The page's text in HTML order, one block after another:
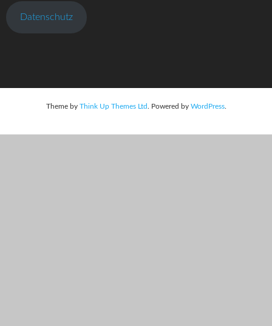
Datenschutz
Theme by Think Up Themes Ltd . Powered by WordPress.